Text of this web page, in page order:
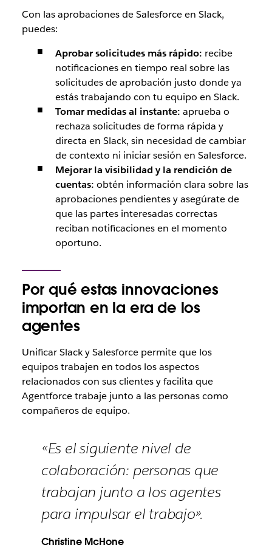
Con las aprobaciones de Salesforce en Slack,
puedes:
Aprobar solicitudes más rápido: recibe
notificaciones en tiempo real sobre las
solicitudes de aprobación justo donde ya
estás trabajando con tu equipo en Slack.
Tomar medidas al instante: aprueba o
rechaza solicitudes de forma rápida y
directa en Slack, sin necesidad de cambiar
de contexto ni iniciar sesión en Salesforce.
Mejorar la visibilidad y la rendición de
cuentas: obtén información clara sobre las
aprobaciones pendientes y asegúrate de
que las partes interesadas correctas
reciban notificaciones en el momento
oportuno.
Por qué estas innovaciones
importan en la era de los
agentes
Unificar Slack y Salesforce permite que los
equipos trabajen en todos los aspectos
relacionados con sus clientes y facilita que
Agentforce trabaje junto a las personas como
compañeros de equipo.
«Es el siguiente nivel de
colaboración: personas que
trabajan junto a los agentes
para impulsar el trabajo».
Christine McHone